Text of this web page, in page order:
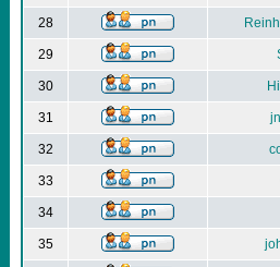
28
29
30
31
32
33
34
35